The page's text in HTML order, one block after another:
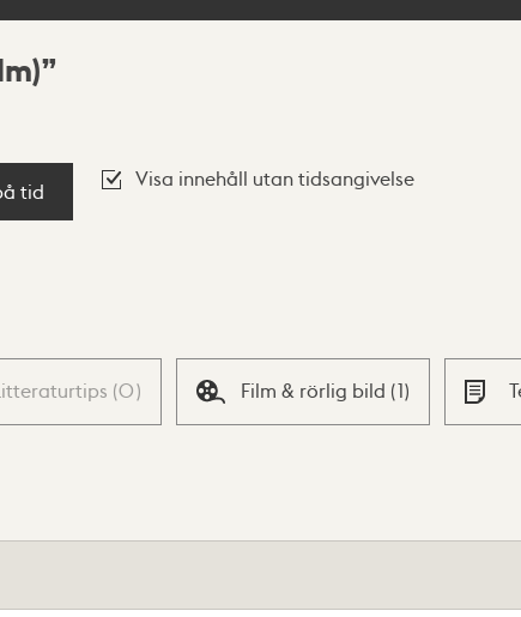
tid
Visa innehåll utan tidsangivelse
(0) Film & rörlig bild (1)